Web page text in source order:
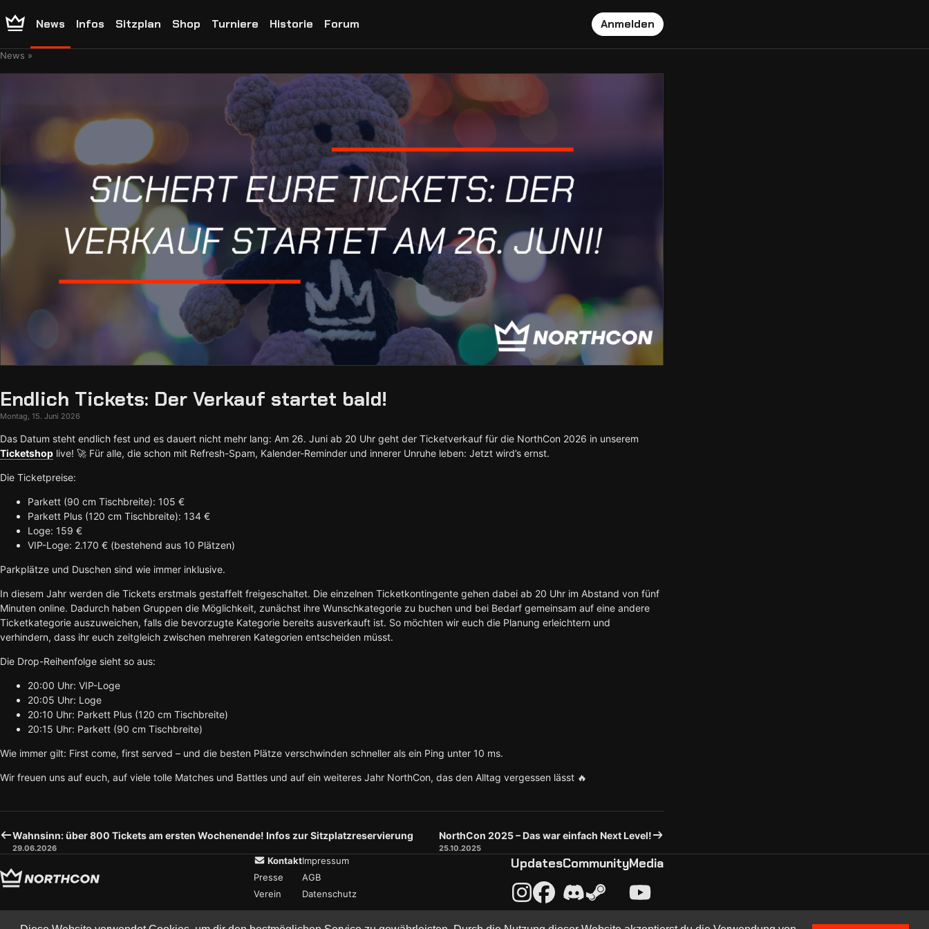
News Infos Sitzplan Shop Turniere Historie Forum Anmelden
News
Endlich Tickets: Der Verkauf startet bald!
Montag, 15. Juni 2026
Das Datum steht endlich fest und es dauert nicht mehr lang: Am 26. Juni ab 20 Uhr geht der Ticketverkauf für die NorthCon 2026 in unserem
Ticketshop live! 🚀 Für alle, die schon mit Refresh-Spam, Kalender-Reminder und innerer Unruhe leben: Jetzt wird’s ernst.
Die Ticketpreise:
Parkett (90 cm Tischbreite): 105 €
Parkett Plus (120 cm Tischbreite): 134 €
Loge: 159 €
VIP-Loge: 2.170 € (bestehend aus 10 Plätzen)
Parkplätze und Duschen sind wie immer inklusive.
In diesem Jahr werden die Tickets erstmals gestaffelt freigeschaltet. Die einzelnen Ticketkontingente gehen dabei ab 20 Uhr im Abstand von fünf
Minuten online. Dadurch haben Gruppen die Möglichkeit, zunächst ihre Wunschkategorie zu buchen und bei Bedarf gemeinsam auf eine andere
Ticketkategorie auszuweichen, falls die bevorzugte Kategorie bereits ausverkauft ist. So möchten wir euch die Planung erleichtern und
verhindern, dass ihr euch zeitgleich zwischen mehreren Kategorien entscheiden müsst.
Die Drop-Reihenfolge sieht so aus:
20:00 Uhr: VIP-Loge
20:05 Uhr: Loge
20:10 Uhr: Parkett Plus (120 cm Tischbreite)
20:15 Uhr: Parkett (90 cm Tischbreite)
Wie immer gilt: First come, first served – und die besten Plätze verschwinden schneller als ein Ping unter 10 ms.
Wir freuen uns auf euch, auf viele tolle Matches und Battles und auf ein weiteres Jahr NorthCon, das den Alltag vergessen lässt 🔥
Wahnsinn: über 800 Tickets am ersten Wochenende! Infos zur Sitzplatzreservierung
29.06.2026
NorthCon 2025 – Das war einfach Next Level!
25.10.2025
Kontakt
Presse
Verein
Impressum
AGB
Datenschutz
UpdatesCommunityMedia